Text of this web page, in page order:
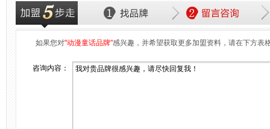
如果您对"动漫童话品牌"感兴趣，并希望获取更多加盟资料，请在下方表
咨询内容：